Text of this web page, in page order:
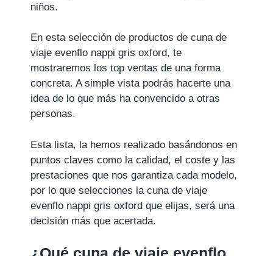
niños.
En esta selección de productos de cuna de
viaje evenflo nappi gris oxford, te
mostraremos los top ventas de una forma
concreta. A simple vista podrás hacerte una
idea de lo que más ha convencido a otras
personas.
Esta lista, la hemos realizado basándonos en
puntos claves como la calidad, el coste y las
prestaciones que nos garantiza cada modelo,
por lo que selecciones la cuna de viaje
evenflo nappi gris oxford que elijas, será una
decisión más que acertada.